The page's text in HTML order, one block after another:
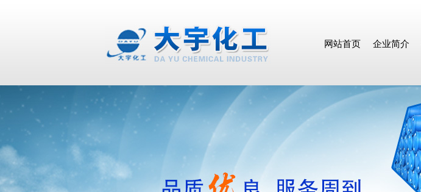
网站首页 企业简介